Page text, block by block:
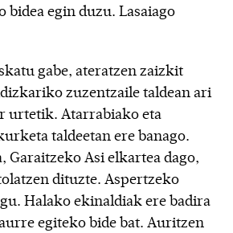
egin duzu. Lasaiago
gabe, ateratzen zaizkit
zuzentzaile taldean ari
urtetik. Atarrabiako eta
taldeetan ere banago.
Garaitzeko Asi elkartea dago,
dituzte. Aspertzeko
Halako ekinaldiak ere badira
egiteko bide bat. Auritzen